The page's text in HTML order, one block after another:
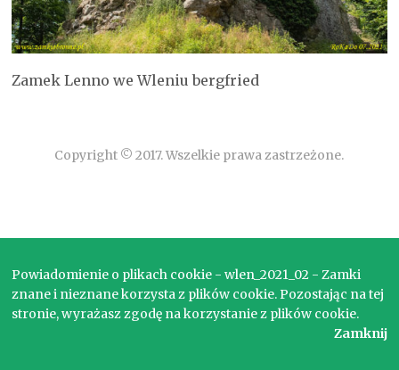
Zamek Lenno we Wleniu bergfried
Copyright © 2017. Wszelkie prawa zastrzeżone.
Powiadomienie o plikach cookie - wlen_2021_02 - Zamki
znane i nieznane korzysta z plików cookie. Pozostając na tej
stronie, wyrażasz zgodę na korzystanie z plików cookie.
Zamknij